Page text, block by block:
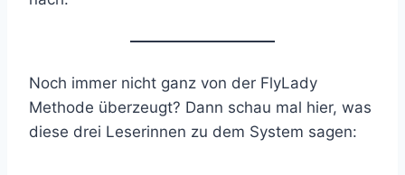
Noch immer nicht ganz von der FlyLady
Methode überzeugt? Dann schau mal hier, was
diese drei Leserinnen zu dem System sagen: